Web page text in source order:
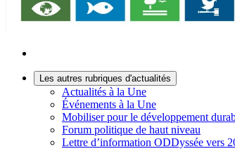
Les autres rubriques d'actualités
Actualités à la Une
Événements à la Une
Mobiliser pour le développement
Forum politique de haut niveau
Lettre d’information ODDyssée vers